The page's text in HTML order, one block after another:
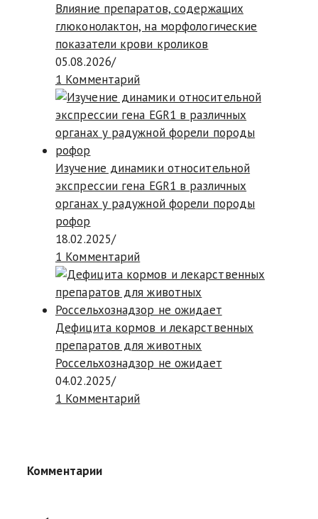
Влияние препаратов, содержащих
глюконолактон, на морфологические
показатели крови кроликов
05.08.2026/
1 Комментарий
Изучение динамики относительной
экспрессии гена EGR1 в различных
органах у радужной форели породы
рофор
18.02.2025/
1 Комментарий
Дефицита кормов и лекарственных
препаратов для животных
Россельхознадзор не ожидает
04.02.2025/
1 Комментарий
Комментарии